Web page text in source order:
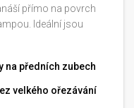
přímo na povrch
Ideální jsou
na předních zubech
velkého ořezávání